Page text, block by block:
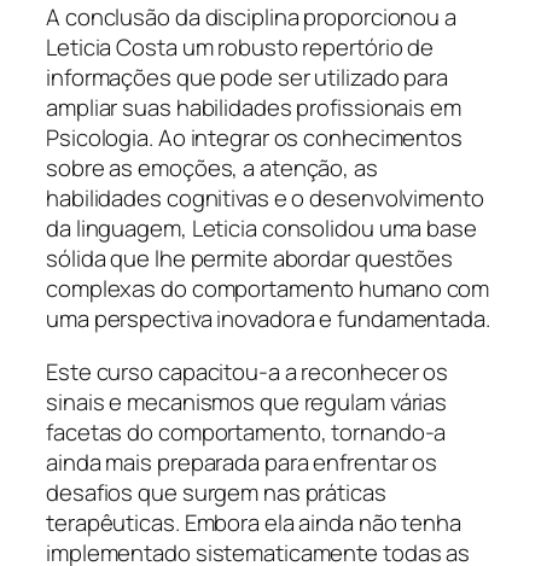
A conclusão da disciplina proporcionou a
Leticia Costa um robusto repertório de
informações que pode ser utilizado para
ampliar suas habilidades profissionais em
Psicologia. Ao integrar os conhecimentos
sobre as emoções, a atenção, as
habilidades cognitivas e o desenvolvimento
da linguagem, Leticia consolidou uma base
sólida que lhe permite abordar questões
complexas do comportamento humano com
uma perspectiva inovadora e fundamentada.
Este curso capacitou-a a reconhecer os
sinais e mecanismos que regulam várias
facetas do comportamento, tornando-a
ainda mais preparada para enfrentar os
desafios que surgem nas práticas
terapêuticas. Embora ela ainda não tenha
implementado sistematicamente todas as